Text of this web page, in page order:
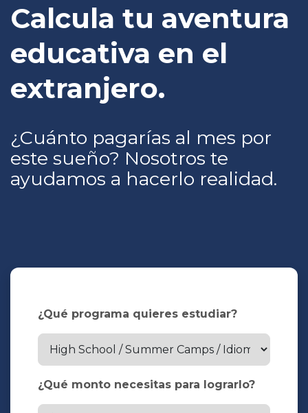
Calcula tu aventura
educativa en el
extranjero.
¿Cuánto pagarías al mes por
este sueño? Nosotros te
ayudamos a hacerlo realidad.
¿Qué programa quieres estudiar?
¿Qué monto necesitas para lograrlo?